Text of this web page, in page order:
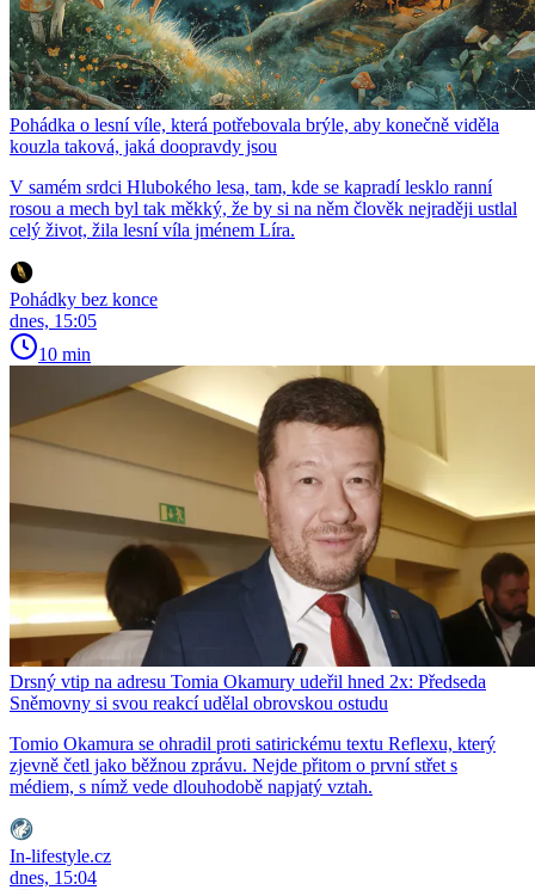
Pohádka o lesní víle, která potřebovala brýle, aby konečně viděla
kouzla taková, jaká doopravdy jsou
V samém srdci Hlubokého lesa, tam, kde se kapradí lesklo ranní
rosou a mech byl tak měkký, že by si na něm člověk nejraději ustlal
celý život, žila lesní víla jménem Líra.
Pohádky bez konce
dnes, 15:05
10 min
Drsný vtip na adresu Tomia Okamury udeřil hned 2x: Předseda
Sněmovny si svou reakcí udělal obrovskou ostudu
Tomio Okamura se ohradil proti satirickému textu Reflexu, který
zjevně četl jako běžnou zprávu. Nejde přitom o první střet s
médiem, s nímž vede dlouhodobě napjatý vztah.
In-lifestyle.cz
dnes, 15:04